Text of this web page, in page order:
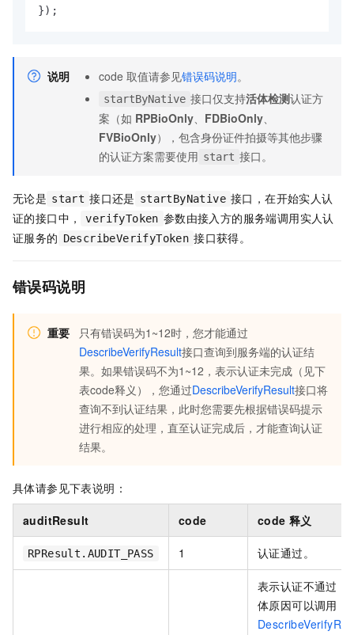
});
说明 code 取值请参见错误码说明。
startByNative 接口仅支持活体检测认证方
案（如 RPBioOnly FDBioOnly
FVBioOnly），包含身份证件拍摄等其他步骤
的认证方案需要使用 start 接口。
无论是 start 接口还是 startByNative 接口，在开始实人认
证的接口中，
verifyToken 参数由接入方的服务端调用实人认
证服务的 DescribeVerifyToken 接口获得。
错误码说明
重要
只有错误码为1~12时，您才能通过
DescribeVerifyResult接口查询到服务端的认证结
果。如果错误码不为1~12，表示认证未完成（见下
表code释义），您通过DescribeVerifyResult接口将
查询不到认证结果，此时您需要先根据错误码提示
进行相应的处理，直至认证完成后，才能查询认证
结果。
具体请参见下表说明：
auditResult code code 释义
RPResult.AUDIT_PASS 1 认证通过。
表示认证不通过，
体原因可以调用